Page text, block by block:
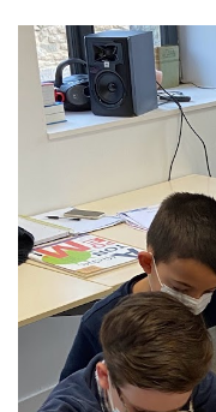
RECHERCHER
CONTACT